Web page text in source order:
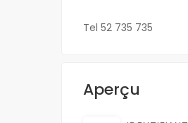
Tel 52 735 735
Aperçu